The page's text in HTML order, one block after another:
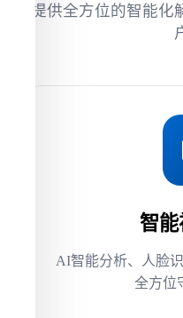
提供全方位的智能化
智
AI智能分析、人脸
全方位